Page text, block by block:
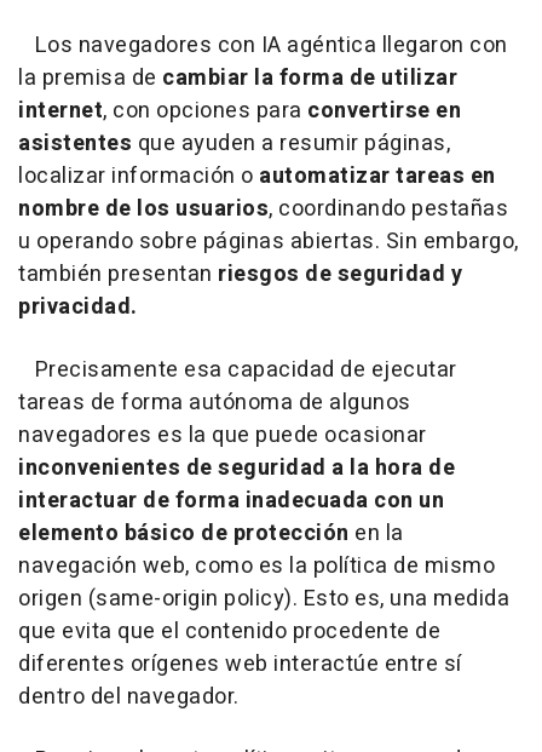
Los navegadores con IA agéntica llegaron con
la premisa de cambiar la forma de utilizar
internet, con opciones para convertirse en
asistentes que ayuden a resumir páginas,
localizar información o automatizar tareas en
nombre de los usuarios, coordinando pestañas
u operando sobre páginas abiertas. Sin embargo,
también presentan riesgos de seguridad y
privacidad.
Precisamente esa capacidad de ejecutar
tareas de forma autónoma de algunos
navegadores es la que puede ocasionar
inconvenientes de seguridad a la hora de
interactuar de forma inadecuada con un
elemento básico de protección en la
navegación web, como es la política de mismo
origen (same-origin policy). Esto es, una medida
que evita que el contenido procedente de
diferentes orígenes web interactúe entre sí
dentro del navegador.